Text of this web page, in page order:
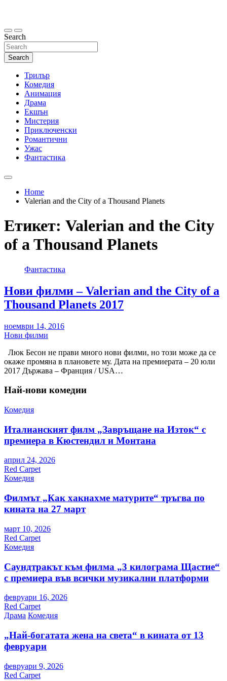
Search
Search
Трилър
Комедия
Анимация
Драма
Екшън
Мистерия
Приключенски
Романтични
Ужас
Фантастика
Home
Valerian and the City of a Thousand Planets
Етикет: Valerian and the City
of a Thousand Planets
Фантастика
Нови филми – Valerian and the City of a
Thousand Planets 2017
ноември 14, 2016
Нови филми
Люк Бесон не прави много нови филми, но този може да се
окаже промяна в плановете му. Дата на премиерата – 20 юли
2017 Държава – Франция / USA…
Най-нови комедии
Комедия
Италианският филм „Завръщане на Изток“ с
премиера в Кюстендил и Монтана
април 24, 2026
Red Carpet
Комедия
Филмът „Как хакнахме матурите“ тръгва по
кината на 27 март
март 10, 2026
Red Carpet
Комедия
Саундтракът към филма „3 килограма Щастие“
с премиера във всички музикални платформи
февруари 16, 2026
Red Carpet
Драма Комедия
„Най-богатата жена на света“ в кината от 13
февруари
февруари 9, 2026
Red Carpet